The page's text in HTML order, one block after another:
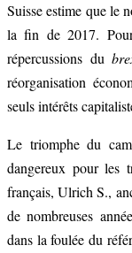
Suisse estime que le
la fin de 2017.
répercussions du
réorganisation
seuls intérêts
Le triomphe du
dangereux pour les
français, Ulrich S.,
de nombreuses
dans la foulée du